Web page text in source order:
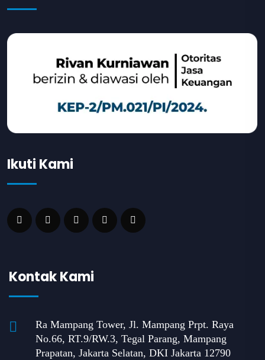
Ikuti Kami
Kontak Kami
Ra Mampang Tower, Jl. Mampang Prpt. Raya
No.66, RT.9/RW.3, Tegal Parang, Mampang
Prapatan, Jakarta Selatan, DKI Jakarta 12790